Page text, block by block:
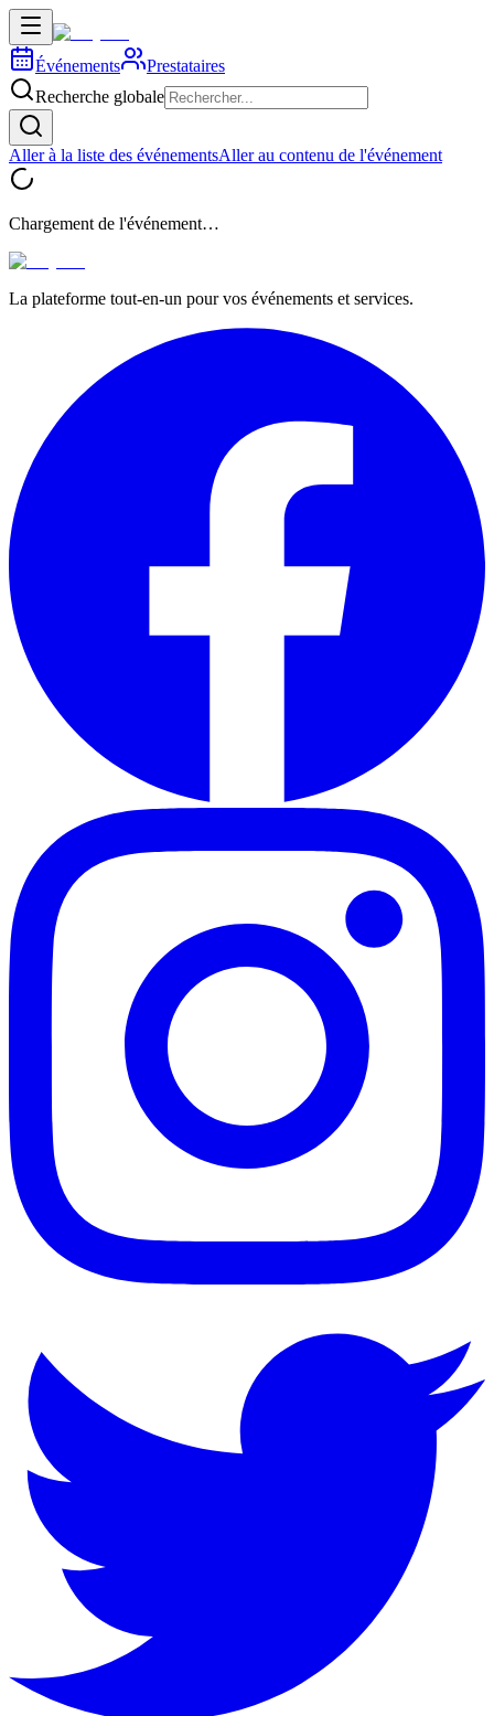
Événements
Prestataires
Recherche globale
Aller à la liste des événementsAller au contenu de l'événement
Chargement de l'événement…
La plateforme tout-en-un pour vos événements et services.